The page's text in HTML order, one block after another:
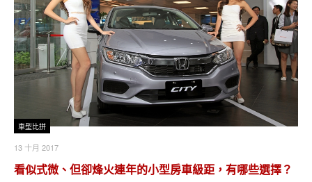
車型比拼
13 十月 2017
看似式微、但卻烽火連年的小型房車級距，有哪些選擇？